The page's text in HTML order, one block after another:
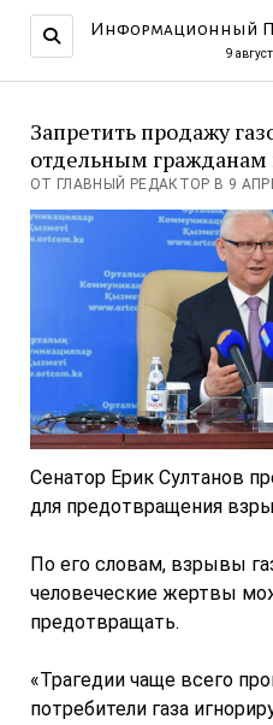
Информационный
9
Запретить продажу
отдельным гражданам
ОТ ГЛАВНЫЙ РЕДАКТОР В 9
Сенатор Ерик Султанов
для предотвращения
По его словам, взрывы
человеческие жертвы
предотвращать.
«Трагедии чаще всего
потребители газа